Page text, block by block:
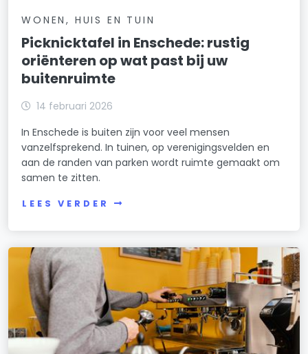
WONEN, HUIS EN TUIN
Picknicktafel in Enschede: rustig
oriënteren op wat past bij uw
buitenruimte
14 februari 2026
In Enschede is buiten zijn voor veel mensen
vanzelfsprekend. In tuinen, op verenigingsvelden en
aan de randen van parken wordt ruimte gemaakt om
samen te zitten.
LEES VERDER